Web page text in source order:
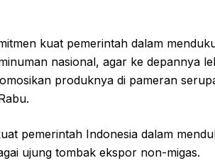
kuat pemerintah dalam
nasional, agar ke depannya
produknya di pameran
pemerintah Indonesia dalam
ujung tombak ekspor non-migas.